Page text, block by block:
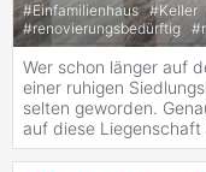
#Einfamilienhaus #Keller
#renovierungsbedürftig #
Wer schon länger auf
einer ruhigen
selten geworden.
auf diese